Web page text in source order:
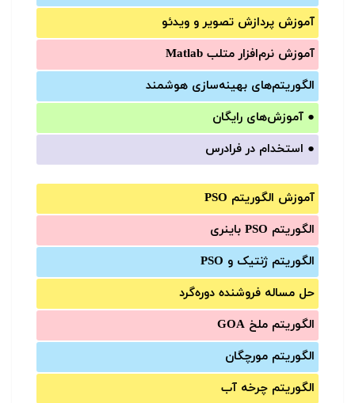
آموزش‌ پردازش تصویر و ویدئو
آموزش‌ نرم‌افزار متلب Matlab
الگوریتم‌های بهینه‌سازی هوشمند
● آموزش‌های رایگان
● استخدام در فرادرس
آموزش الگوریتم PSO
الگوریتم PSO باینری
الگوریتم ژنتیک و PSO
حل مساله فروشنده دوره‌گرد
الگوریتم ملخ GOA
الگوریتم مورچگان
الگوریتم چرخه آب